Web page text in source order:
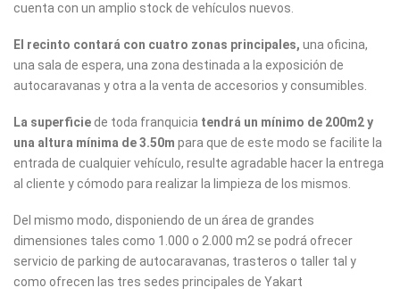
cuenta con un amplio stock de vehículos nuevos.
El recinto contará con cuatro zonas principales, una oficina,
una sala de espera, una zona destinada a la exposición de
autocaravanas y otra a la venta de accesorios y consumibles.
La superficie de toda franquicia tendrá un mínimo de 200m2 y
una altura mínima de 3.50m para que de este modo se facilite la
entrada de cualquier vehículo, resulte agradable hacer la entrega
al cliente y cómodo para realizar la limpieza de los mismos.
Del mismo modo, disponiendo de un área de grandes
dimensiones tales como 1.000 o 2.000 m2 se podrá ofrecer
servicio de parking de autocaravanas, trasteros o taller tal y
como ofrecen las tres sedes principales de Yakart